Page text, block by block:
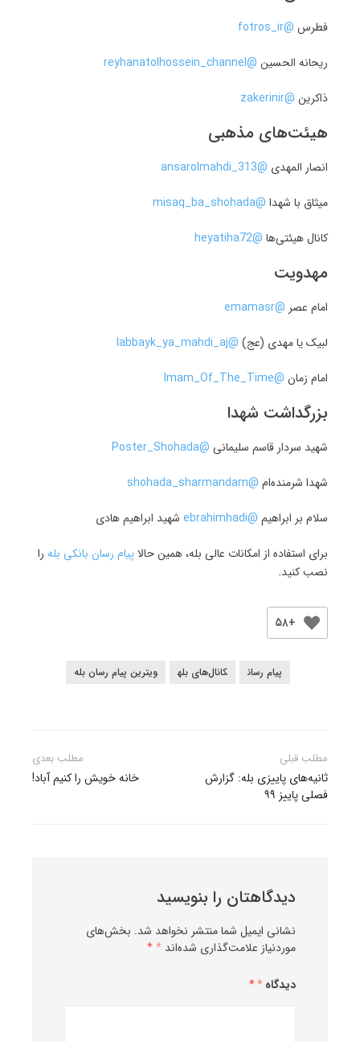
فطرس @fotros_ir
ریحانه الحسین @reyhanatolhossein_channel
ذاکرین @zakerinir
هیئت‌های مذهبی
انصار المهدی @ansarolmahdi_313
میثاق با شهدا @misaq_ba_shohada
کانال هیئتی‌ها @heyatiha72
مهدویت
امام عصر @emamasr
لبیک یا مهدی (عج) @labbayk_ya_mahdi_aj
امام زمان @lmam_Of_The_Time
بزرگداشت شهدا
شهید سردار قاسم سلیمانی @Poster_Shohada
شهدا شرمنده‌ام @shohada_sharmandam
سلام بر ابراهیم @ebrahimhadi
شهید ابراهیم هادی
برای استفاده از امکانات عالی بله، همین حالاپیام رسان بانکی بله را
نصب کنید.
+۵۸
پیام رسان کانال‌های بله ویترین پیام رسان بله
راهبری
نوشته
مطلب قبلی
ثانیه‌های پاییزی بله: گزارش
فصلی پاییز ۹۹
مطلب بعدی
خانه خویش را کنیم آباد!
دیدگاهتان را بنویسید
نشانی ایمیل شما منتشر نخواهد شد. بخش‌های
موردنیاز علامت‌گذاری شده‌اند *
دیدگاه*